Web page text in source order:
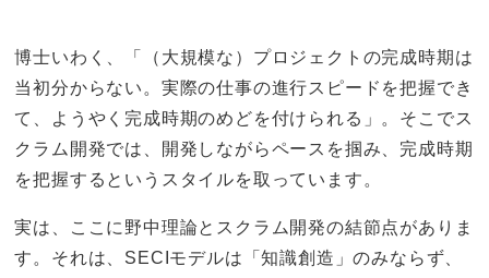
博士いわく、「（大規模な）プロジェクトの完成時期は
当初分からない。実際の仕事の進行スピードを把握でき
て、ようやく完成時期のめどを付けられる」。そこでス
クラム開発では、開発しながらペースを掴み、完成時期
を把握するというスタイルを取っています。
実は、ここに野中理論とスクラム開発の結節点がありま
す。それは、SECIモデルは「知識創造」のみならず、